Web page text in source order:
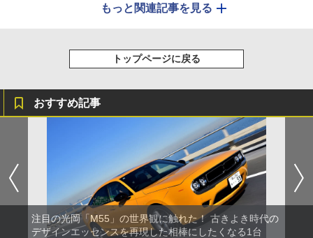
もっと関連記事を見る
トップページに戻る
おすすめ記事
注目の光岡「M55」の世界観に触れた！ 古きよき時代の
デザインエッセンスを再現した相棒にしたくなる1台